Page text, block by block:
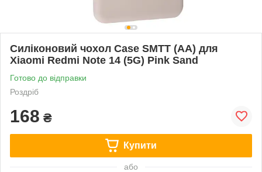
Силіконовий чохол Case SMTT (AA) для
Xiaomi Redmi Note 14 (5G) Pink Sand
Готово до відправки
Роздріб
168 ₴
Купити
або